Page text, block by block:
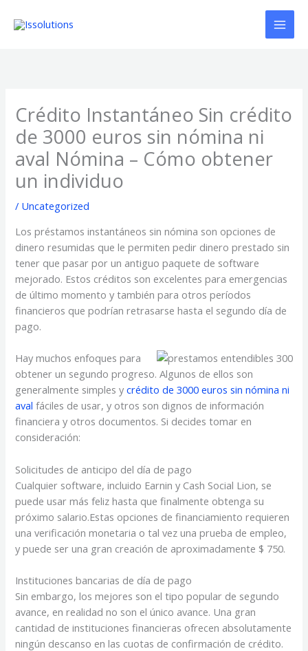
Crédito Instantáneo Sin crédito
de 3000 euros sin nómina ni
aval Nómina – Cómo obtener
un individuo
/ Uncategorized
Los préstamos instantáneos sin nómina son opciones de
dinero resumidas que le permiten pedir dinero prestado sin
tener que pasar por un antiguo paquete de software
mejorado. Estos créditos son excelentes para emergencias
de último momento y también para otros períodos
financieros que podrían retrasarse hasta el segundo día de
pago.
Hay muchos enfoques para
obtener un segundo progreso.Algunos de ellos son
generalmente simples ycrédito de 3000 euros sin nómina ni
aval fáciles de usar, y otros son dignos de información
financiera y otros documentos. Si decides tomar en
consideración:
Solicitudes de anticipo del día de pago
Cualquier software, incluido Earnin y Cash Social Lion, se
puede usar más feliz hasta que finalmente obtenga su
próximo salario.Estas opciones de financiamiento requieren
una verificación monetaria o tal vez una prueba de empleo,
y puede ser una gran creación de aproximadamente $ 750.
Instituciones bancarias de día de pago
Sin embargo, los mejores son el tipo popular de segundo
avance, en realidad no son el único avance. Una gran
cantidad de instituciones financieras ofrecen absolutamente
ningún descanso en las cuotas de confirmación de crédito.